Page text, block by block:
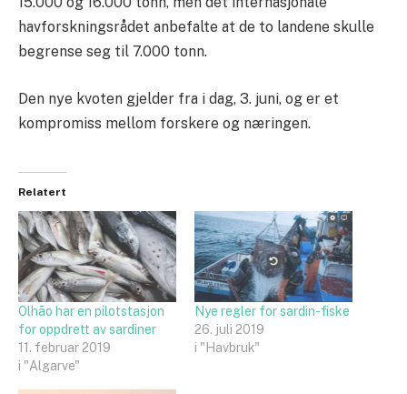
havforskningsrådet anbefalte at de to landene skulle
begrense seg til 7.000 tonn.
Den nye kvoten gjelder fra i dag, 3. juni, og er et
kompromiss mellom forskere og næringen.
Relatert
Olhão har en pilotstasjon
for oppdrett av sardiner
11. februar 2019
i "Algarve"
Nye regler for sardin-fiske
26. juli 2019
i "Havbruk"